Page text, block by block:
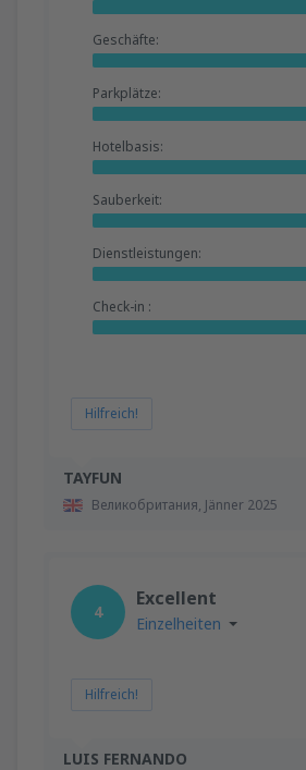
TAYFUN
Великобритания, Jänner 2025
Geschäfte:
Parkplätze:
Hotelbasis:
Sauberkeit:
Dienstleistungen:
Check-in :
Hilfreich!
LUIS FERNANDO
4
Excellent
Einzelheiten
Hilfreich!